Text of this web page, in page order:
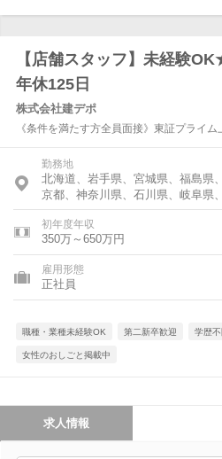
【店舗スタッフ】未経験
年休125日
株式会社建デポ
《条件を満たす方全員面接》東証プライ
勤務地
北海道、岩手県、宮城県、福島県
京都、神奈川県、石川県、岐阜県
島県、香川県、福岡県、佐賀県、
初年度年収
350万～650万円
雇用形態
正社員
職種・業種未経験OK 第二新卒歓迎 学歴不
女性のおしごと掲載中
求人情報